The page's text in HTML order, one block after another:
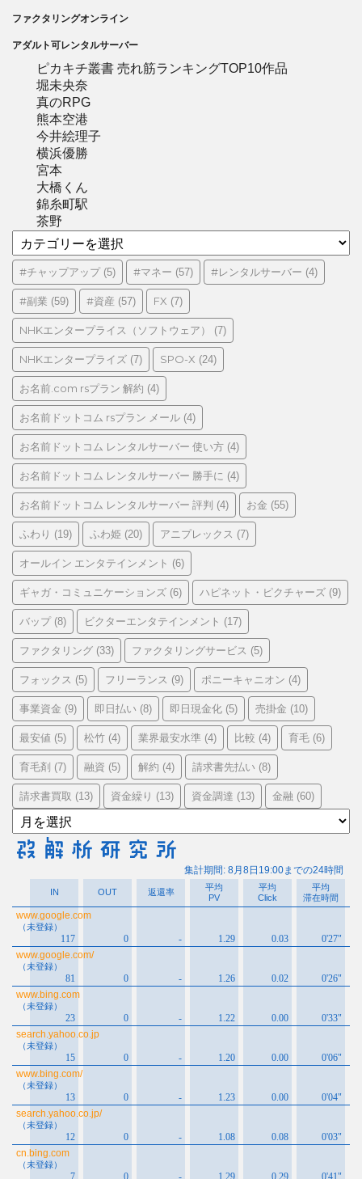
ファクタリングオンライン
アダルト可レンタルサーバー
ピカキチ叢書 売れ筋ランキングTOP10作品
堀未央奈
真のRPG
熊本空港
今井絵理子
横浜優勝
宮本
大橋くん
錦糸町駅
茶野
テ
ゴ
リ
ー
#チャップアップ(5) #マネー (57) #レンタルサーバー (4)
#副業 (59) #資産 (57) FX (7)
NHKエンタープライス（ソフトウェア） (7)
NHKエンタープライズ (7) SPO-X (24)
お名前.com rsプラン 解約 (4)
お名前ドットコム rsプラン メール (4)
お名前ドットコム レンタルサーバー 使い方 (4)
お名前ドットコム レンタルサーバー 勝手に (4)
お名前ドットコム レンタルサーバー 評判 (4) お金 (55)
ふわり (19) ふわ姫 (20) アニプレックス (7)
オールイン エンタテインメント (6)
ギャガ・コミュニケーションズ (6) ハピネット・ピクチャーズ (9)
バップ(8) ビクターエンタテインメント (17)
ファクタリング (33) ファクタリングサービス (5)
フォックス (5) フリーランス (9) ポニーキャニオン (4)
事業資金 (9) 即日払い (8) 即日現金化 (5) 売掛金 (10)
最安値 (5) 松竹 (4) 業界最安水準 (4) 比較 (4) 育毛 (6)
育毛剤 (7) 融資 (5) 解約 (4) 請求書先払い (8)
請求書買取 (13) 資金繰り (13) 資金調達 (13) 金融 (60)
ア
ー
カ